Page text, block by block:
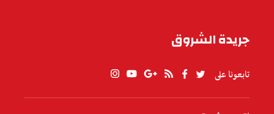
جريدة الشروق
تابعونا على